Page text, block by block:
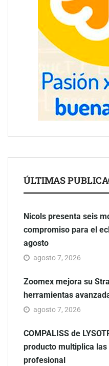
ÚLTIMAS
Nicols presenta seis
compromiso para el
agosto
agosto 7, 2026
Zoomex mejora su
herramientas
agosto 7, 2026
COMPALISS de
producto multiplica
profesional